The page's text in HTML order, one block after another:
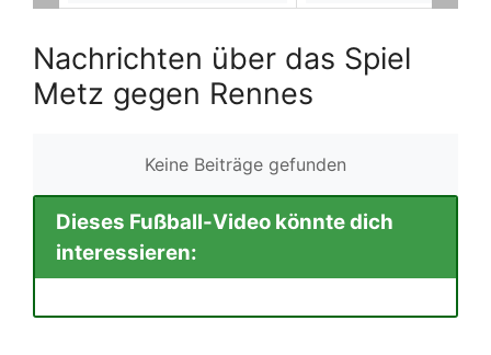
Nachrichten über das Spiel
Metz gegen Rennes
Keine Beiträge gefunden
Dieses Fußball-Video könnte dich
interessieren: